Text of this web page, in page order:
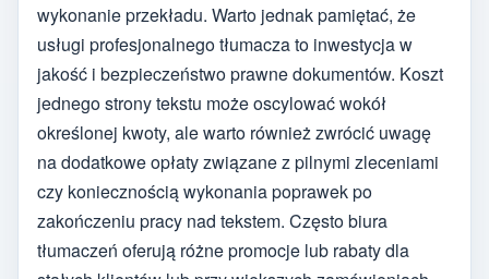
wykonanie przekładu. Warto jednak pamiętać, że
usługi profesjonalnego tłumacza to inwestycja w
jakość i bezpieczeństwo prawne dokumentów. Koszt
jednego strony tekstu może oscylować wokół
określonej kwoty, ale warto również zwrócić uwagę
na dodatkowe opłaty związane z pilnymi zleceniami
czy koniecznością wykonania poprawek po
zakończeniu pracy nad tekstem. Często biura
tłumaczeń oferują różne promocje lub rabaty dla